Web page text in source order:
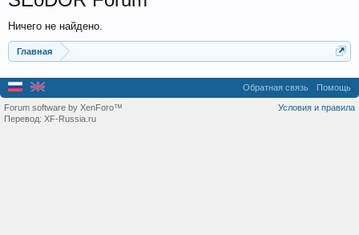
Ничего не найдено.
Главная
Обратная связь Помощь
Условия и правила
Forum software by XenForo™
Перевод: XF-Russia.ru